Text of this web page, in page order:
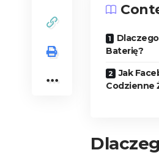
Baterię?
Jak
Codzienne